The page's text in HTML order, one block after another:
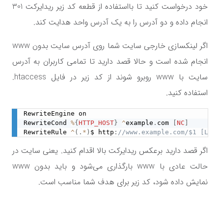
خود درخواست کنید تا بااستفاده از قطعه کد زیر ریدایرکت 301
انجام داده و دو آدرس را به یک آدرس واحد هدایت کند.
اگر لینکسازی خارجی سایت شما روی آدرس سایت بدون www
انجام شده است و حالا قصد دارید تا تمامی کاربران به آدرس
سایت با wwwروبرو شوند از کد زیر در فایل htaccess.
استفاده کنید.
RewriteEngine on
RewriteCond %{ HTTP_HOST } ^example . com NC
RewriteRule ^ ( . * ) $ http : //www.example.com/$1
اگر قصد دارید برعکس ریدایرکت بالا اقدام کنید. یعنی سایت در
حالت عادی با wwwبارگذاری می‌شود و باید بدون www
نمایش داده شود، کد زیر برای هدف شما مناسب است.